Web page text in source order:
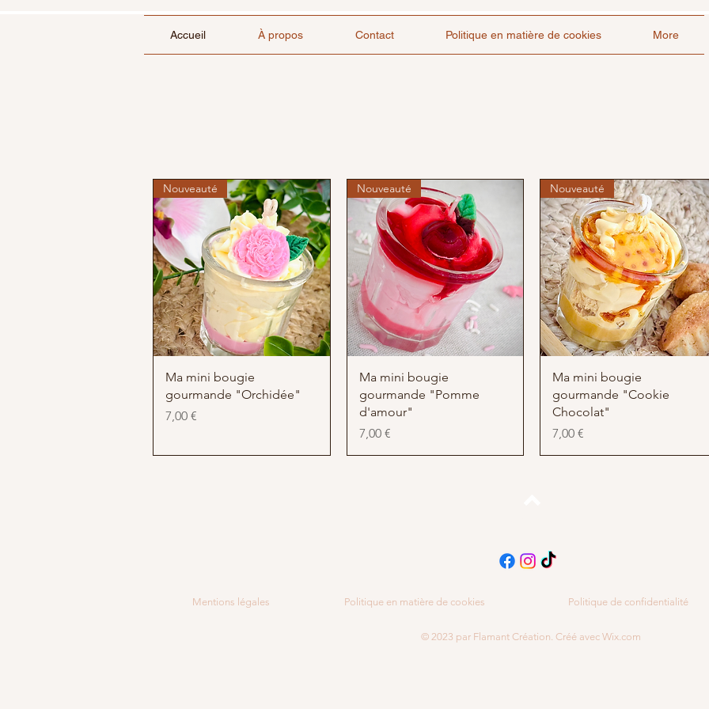
Accueil À propos Contact Politique en matière de cookies More
Aperçu rapide
Nouveauté
Ma mini bougie
gourmande "Orchidée"
Prix
7,00 €
Aperçu rapide
Nouveauté
Ma mini bougie
gourmande "Pomme
d'amour"
Prix
7,00 €
Aperçu rapide
Nouveauté
Ma mini bougie
gourmande "Cookie
Chocolat"
Prix
7,00 €
Mentions légales Politique en matière de cookies Politique de confidentialité
© 2023 par Flamant Création. Créé avec Wix.com